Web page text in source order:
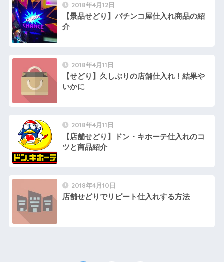
2018年4月12日
【景品せどり】パチンコ屋仕入れ商品の紹
介
2018年4月11日
【せどり】久しぶりの店舗仕入れ！結果や
いかに
2018年4月11日
【店舗せどり】ドン・キホーテ仕入れのコ
ツと商品紹介
2018年4月10日
店舗せどりでリピート仕入れする方法